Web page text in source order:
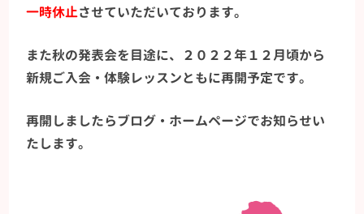
一時休止させていただいております。
また秋の発表会を目途に、２０２２年１２月頃から
新規ご入会・体験レッスンともに再開予定です。
再開しましたらブログ・ホームページでお知らせい
たします。